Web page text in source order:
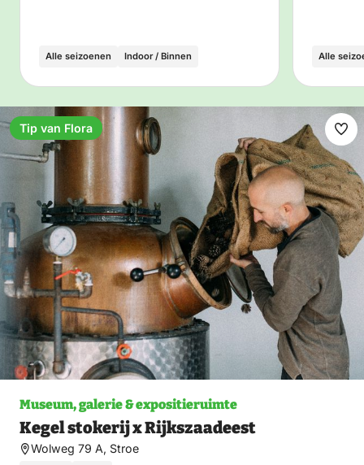
Alle seizoenen Indoor / Binnen Alle
Museum, galerie & expositieruimte
Kegel stokerij x Rijkszaadeest
Wolweg 79 A, Stroe
Tip van Flora